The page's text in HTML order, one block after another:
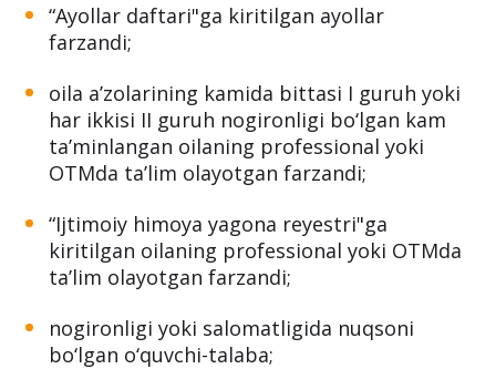
“Ayollar daftari"ga kiritilgan ayollar
farzandi;
oila a’zolarining kamida bittasi I guruh yoki
har ikkisi II guruh nogironligi bo‘lgan kam
ta’minlangan oilaning professional yoki
OTMda ta’lim olayotgan farzandi;
“Ijtimoiy himoya yagona reyestri"ga
kiritilgan oilaning professional yoki OTMda
ta’lim olayotgan farzandi;
nogironligi yoki salomatligida nuqsoni
bo‘lgan o‘quvchi-talaba;